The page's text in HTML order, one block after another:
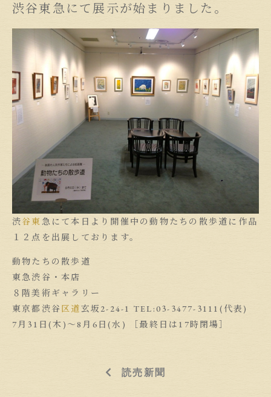
渋谷東急にて展示が始まりました。
渋谷東 急にて本日より開催中の動物たちの散歩道に作品
１２点を出展しております。
動物たちの散歩道
東急渋谷・本店
８階美術ギャラリー
東京都渋谷区道玄坂2-24-1 TEL:03-3477-3111(代表)
7月31日(木)〜8月6日(水) ［最終日は17時閉場］
読売新聞